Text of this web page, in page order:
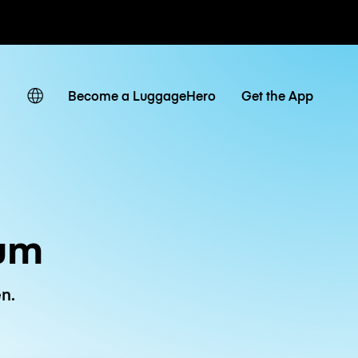
Become a LuggageHero Get the App